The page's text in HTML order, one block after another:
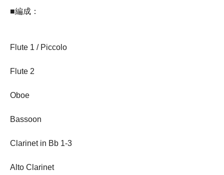
■編成：
Flute 1 / Piccolo
Flute 2
Oboe
Bassoon
Clarinet in Bb 1-3
Alto Clarinet